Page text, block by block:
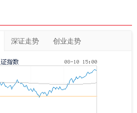
深证走势 创业走势